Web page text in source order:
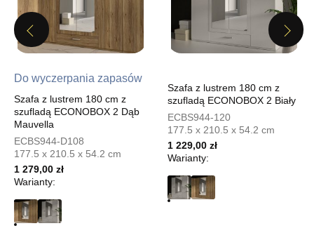
119,00 zł
Wybierz
SALON MEBLOWY MEBLOSTYL
Salon meblowy
UL.PIONIERÓW 44
66-600 KROSNO ODRZAŃSKIE
Nr tel.508100164
Adres e-mail:
Godziny otwarcia
Pn-Pt: 09:00-17:00, Sb: 09:00-14:00
Previous
Do wyczerpania zapasów
Szafa z lustrem 180 cm z
szufladą ECONOBOX 2 Dąb
Mauvella
ECBS944-D108
177.5 x 210.5 x 54.2 cm
1 279,00 zł
Warianty:
Szafa z lustrem 180 cm z
szufladą ECONOBOX 2 Biały
ECBS944-120
177.5 x 210.5 x 54.2 cm
1 229,00 zł
Warianty:
Next